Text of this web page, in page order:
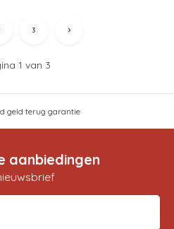
1 van 3
3
geld terug garantie
aanbiedingen